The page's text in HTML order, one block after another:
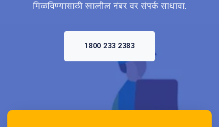
मिळविण्यासाठी खालील नंबर वर संपर्क साधावा.
1800 233 2383